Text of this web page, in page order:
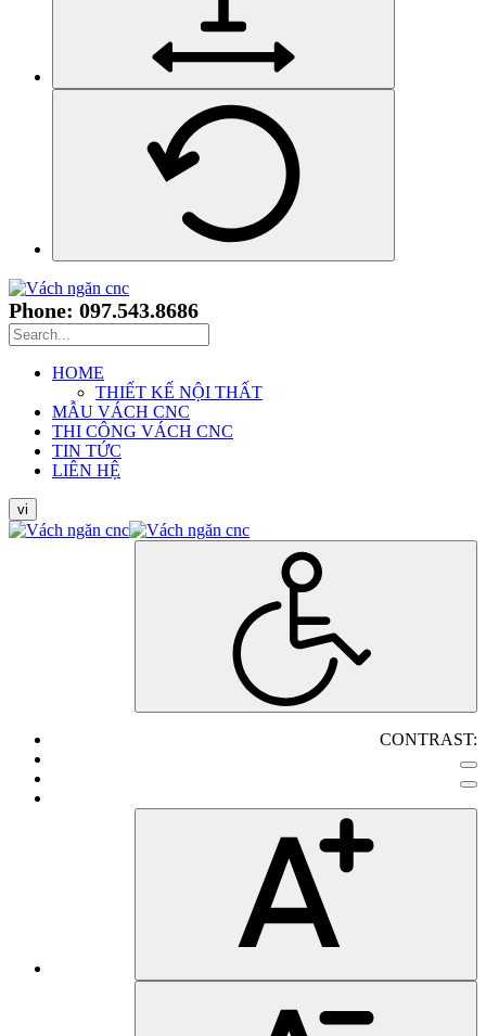
Phone: 097.543.8686
HOME
THIẾT KẾ NỘI THẤT
MẪU VÁCH CNC
THI CÔNG VÁCH CNC
TIN TỨC
LIÊN HỆ
vi
CONTRAST: